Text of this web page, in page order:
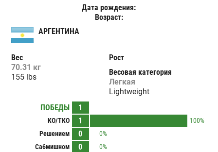
Дата рождения:
Возраст:
АРГЕНТИНА
Вес
70.31 кг
155 lbs
Рост
Весовая категория
Легкая
Lightweight
ПОБЕДЫ
1
KO/TKO 1
100%
Решением
0
0%
Сабмишном
0
0%